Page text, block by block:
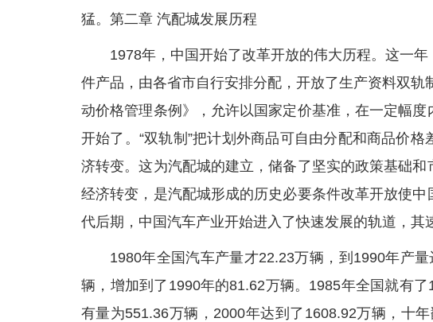
猛。第二章 汽配城发展历程
1978年，中国开始了改革开放的伟大历程。这一
件产品，由各省市自行安排分配，开放了生产资料双
动价格管理条例》，允许以国家定价基准，在一定幅
开始了。“双轨制”把计划外商品可自由分配和商品价
济转变。这为汽配城的建立，储备了坚实的政策基础
经济转变，是汽配城形成的历史必要条件改革开放使
代后期，中国汽车产业开始进入了快速发展的轨道，其
1980年全国汽车产量才22.23万辆，到1990年产
辆，增加到了1990年的81.62万辆。1985年全国就有
有量为551.36万辆，2000年达到了1608.92万辆，十